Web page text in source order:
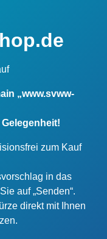
„www.svww-
zum Kauf
in das
auf „Senden“.
direkt mit Ihnen